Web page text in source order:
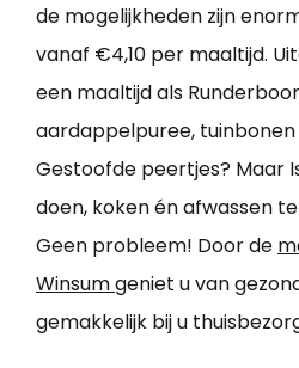
de mogelijkheden zijn
vanaf €4,10 per maaltijd.
een maaltijd als
aardappelpuree,
Gestoofde peertjes? Maar
doen, koken én afwassen
Geen probleem! Door de
Winsumgeniet u van
gemakkelijk bij u